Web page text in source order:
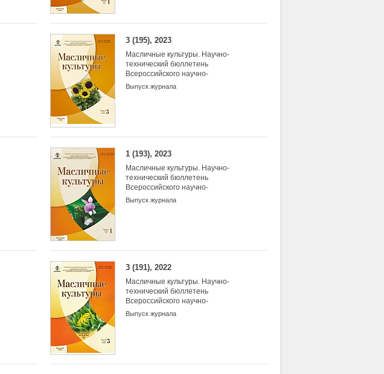
3 (195), 2023
Масличные культуры. Научно-
технический бюллетень
Всероссийского научно-
исследовательского института
Выпуск журнала
1 (193), 2023
Масличные культуры. Научно-
технический бюллетень
Всероссийского научно-
исследовательского института
Выпуск журнала
3 (191), 2022
Масличные культуры. Научно-
технический бюллетень
Всероссийского научно-
исследовательского института
Выпуск журнала